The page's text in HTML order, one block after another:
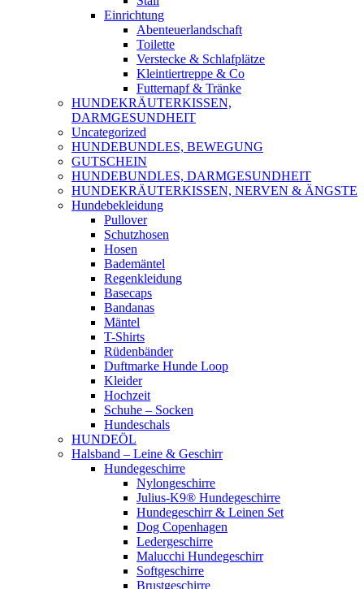
Einrichtung
Abenteuerlandschaft
Toilette
Verstecke & Schlafplätze
Kleintiertreppe & Co
Futternapf & Tränke
HUNDEKRÄUTERKISSEN,
DARMGESUNDHEIT
Uncategorized
HUNDEBUNDLES, BEWEGUNG
GUTSCHEIN
HUNDEBUNDLES, DARMGESUNDHEIT
HUNDEKRÄUTERKISSEN, NERVEN & ÄNGSTE
Hundebekleidung
Pullover
Schutzhosen
Hosen
Bademäntel
Regenkleidung
Basecaps
Bandanas
Mäntel
T-Shirts
Rüdenbänder
Duftmarke Hunde Loop
Kleider
Hochzeit
Schuhe – Socken
Hundeschals
HUNDEÖL
Halsband – Leine & Geschirr
Hundegeschirre
Nylongeschirre
Julius-K9® Hundegeschirre
Hundegeschirr & Leinen Set
Dog Copenhagen
Ledergeschirre
Malucchi Hundegeschirr
Softgeschirre
Brustgeschirre